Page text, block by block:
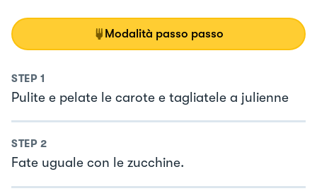
Modalità passo passo
STEP 1
Pulite e pelate le carote e tagliatele a julienne
STEP 2
Fate uguale con le zucchine.